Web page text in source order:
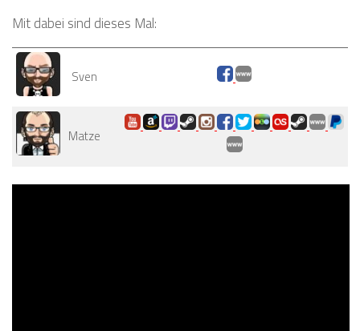
Mit dabei sind dieses Mal:
Sven
Matze